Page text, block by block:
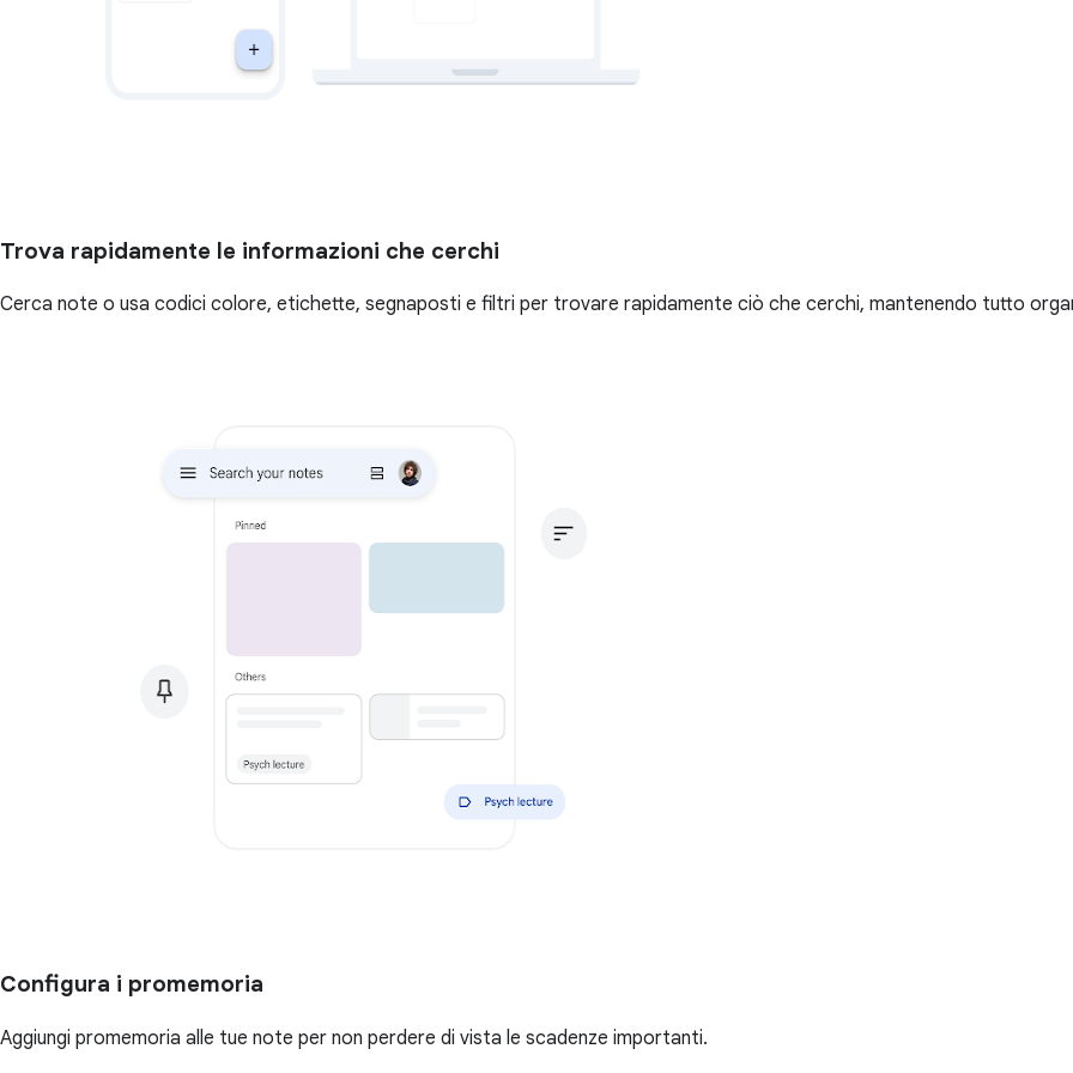
Trova rapidamente le informazioni che cerchi
Cerca note o usa codici colore, etichette, segnaposti e filtri per trovare rapidamente ciò che cerchi, mantenendo tutto
Configura i promemoria
Aggiungi promemoria alle tue note per non perdere di vista le scadenze importanti.